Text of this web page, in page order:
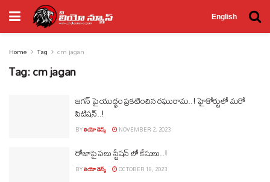
English
Home Tag cm jagan
Tag:cm jagan
జగన్ పై యుద్థం ప్రకటించిన రఘురామ..! హైకోర్టులో మరో
పిటిషన్..!
BYలియో డెస్క్ NOVEMBER 2, 2023
రోజాపై పలు స్టేషన్ లో కేసులు..!
BYలియో డెస్క్ OCTOBER 18, 2023